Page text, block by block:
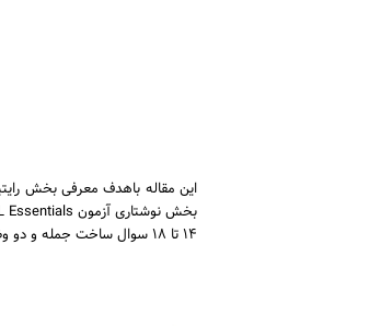
۱۴ تا ۱۸ سوال ساخت جمله و دو وظیفه نوشتاری است که به ۲۴ تا ۳۰ دقیقه زمان نیاز دارد. وظایف نوشتاری شامل موارد زیر است: